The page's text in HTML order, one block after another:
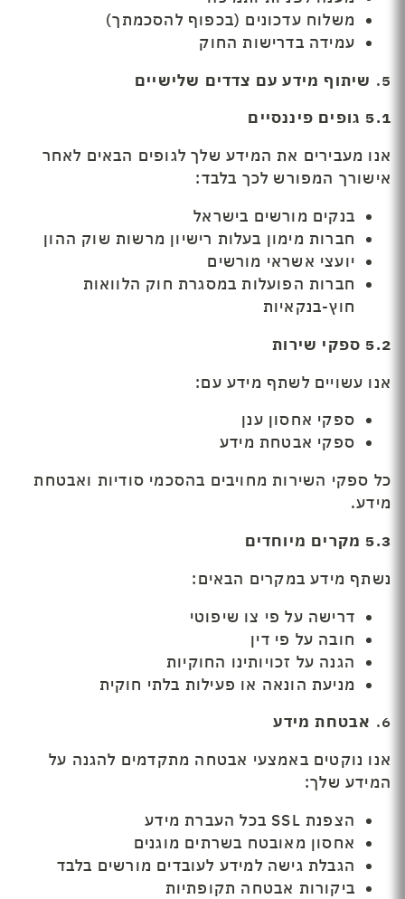
משלוח עדכונים (בכפוף להסכמתך)
עמידה בדרישות החוק
5.
שיתוף מידע עם צדדים שלישיים
5.1 גופים פיננסיים
אנו מעבירים את המידע שלך לגופים הבאים לאחר
אישורך המפורש לכך בלבד:
בנקים מורשים בישראל
חברות מימון בעלות רישיון מרשות שוק ההון
יועצי אשראי מורשים
חברות הפועלות במסגרת חוק הלוואות
חוץ-בנקאיות
5.2 ספקי שירות
אנו עשויים לשתף מידע עם:
ספקי אחסון ענן
ספקי אבטחת מידע
כל ספקי השירות מחויבים בהסכמי סודיות ואבטחת
מידע.
5.3 מקרים מיוחדים
נשתף מידע במקרים הבאים:
דרישה על פי צו שיפוטי
חובה על פי דין
הגנה על זכויותינו החוקיות
מניעת הונאה או פעילות בלתי חוקית
6.
אבטחת מידע
אנו נוקטים באמצעי אבטחה מתקדמים להגנה על
המידע שלך:
הצפנת SSL בכל העברת מידע
אחסון מאובטח בשרתים מוגנים
הגבלת גישה למידע לעובדים מורשים בלבד
ביקורות אבטחה תקופתיות